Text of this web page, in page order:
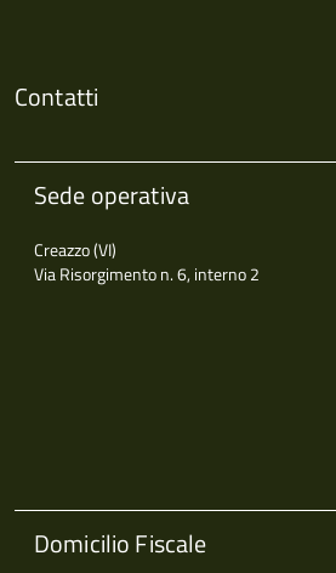
Contatti
Sede operativa
Creazzo (VI)
Via Risorgimento n. 6, interno 2
Domicilio Fiscale